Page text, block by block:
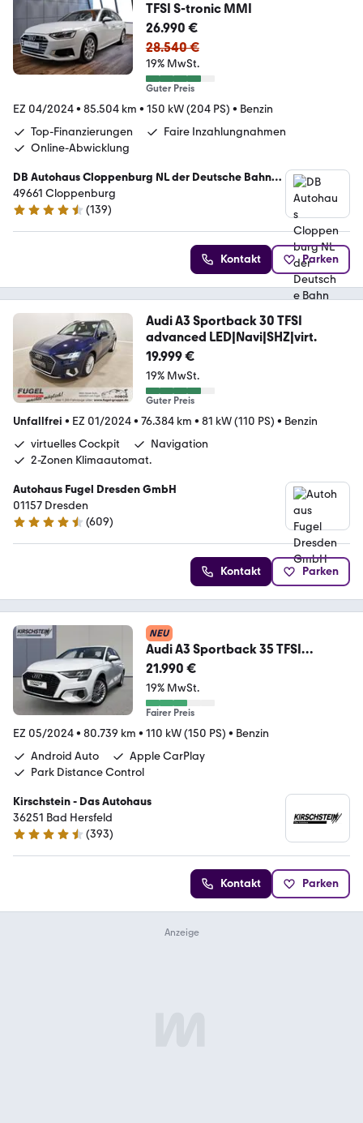
TFSI S-tronic MMI
26.990 €
28.540 €
19% MwSt.
Guter Preis
EZ 04/2024• 85.504 km • 150 kW (204 PS) • Benzin
Top-Finanzierungen
Faire Inzahlungnahmen
Online-Abwicklung
DB Autohaus Cloppenburg NL der Deutsche Bahn
Connect GmbH
49661 Cloppenburg
4.7 Sterne
(139)
Kontakt Parken
Audi A3 Sportback 30 TFSI
advanced LED|Navi|SHZ|virt.
19.999 €
19% MwSt.
Guter Preis
Unfallfrei • EZ 01/2024• 76.384 km • 81 kW (110 PS) • Benzin
virtuelles Cockpit
Navigation
2-Zonen Klimaautomat.
Autohaus Fugel Dresden GmbH
01157 Dresden
4.6 Sterne
(609)
Kontakt Parken
NEU
Audi A3 Sportback 35 TFSI
advanced ACC LED App-Navi
21.990 €
19% MwSt.
Fairer Preis
EZ 05/2024• 80.739 km • 110 kW (150 PS) • Benzin
Android Auto
Apple CarPlay
Park Distance Control
Kirschstein - Das Autohaus
36251 Bad Hersfeld
4.7 Sterne
(393)
Kontakt Parken